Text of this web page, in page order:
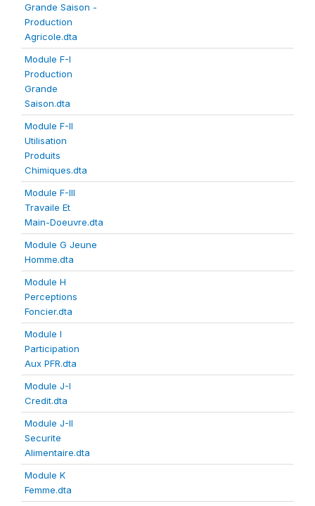
Grande Saison -
Production
Agricole.dta
Module F-I
Production
Grande
Saison.dta
Module F-II
Utilisation
Produits
Chimiques.dta
Module F-III
Travaile Et
Main-Doeuvre.dta
Module G Jeune
Homme.dta
Module H
Perceptions
Foncier.dta
Module I
Participation
Aux PFR.dta
Module J-I
Credit.dta
Module J-II
Securite
Alimentaire.dta
Module K
Femme.dta